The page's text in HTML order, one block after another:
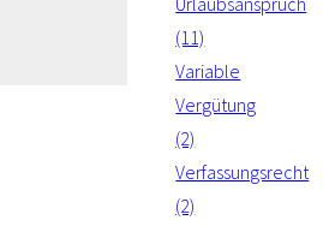
(11)
Variable
Vergütung
(2)
Verfassungsrecht
(2)